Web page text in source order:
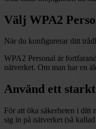
Välj WPA2
När du konfigurerar ditt
WPA2 Personal är
nätverket. Om man har en
Använd ett
För att öka säkerheten i ditt
sig in på nätverket (så